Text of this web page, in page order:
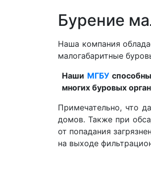
Бурение
Наша компания
малогабаритные
Наши МГБУ
многих буровых
Примечательно, что
домов. Также при
от попадания
на выходе